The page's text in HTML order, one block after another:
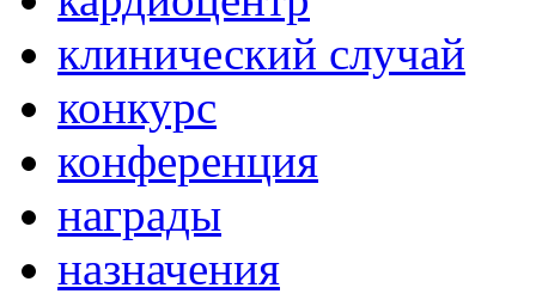
клинический случай
конкурс
конференция
награды
назначения